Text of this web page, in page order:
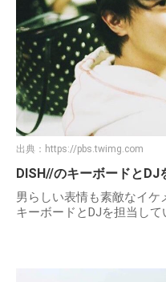
出典： https://pbs.twimg.com
DISH//のキーボードとDJ
男らしい表情も素敵なイケ
キーボードとDJを担当して